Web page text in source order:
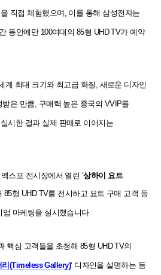
직접 체험했으며, 이를 통해 삼성전자는
동안에만 100여대의 85형 UHD TV가예약
계 최대 크기와 최고급 화질, 새로운 디자인
받은 만큼, 구매력 높은 중국의 VVIP를
시한 결과 실제 판매로 이어지는
스포 전시장에서 열린 ‘상하이 요트
85형 UHD TV를 전시하고 요트 구매 고객 등
마케팅을 실시했습니다.
핵심 고객들을 초청해 85형 UHD TV의
리(Timeless Gallery)‘ 디자인을 설명하는 등